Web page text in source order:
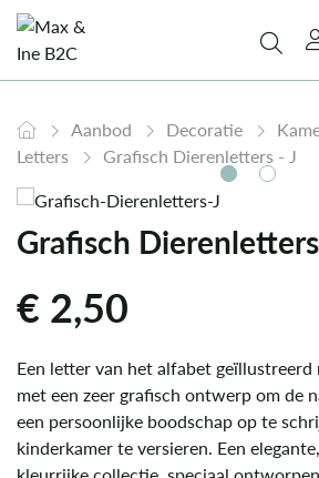
Aanbod Decoratie
Letters
Grafisch Dierenletters - J
Grafisch
€2,50
Een letter van het alfabet
met een zeer grafisch ontwerp om de
een persoonlijke boodschap op te
kinderkamer te versieren. Een